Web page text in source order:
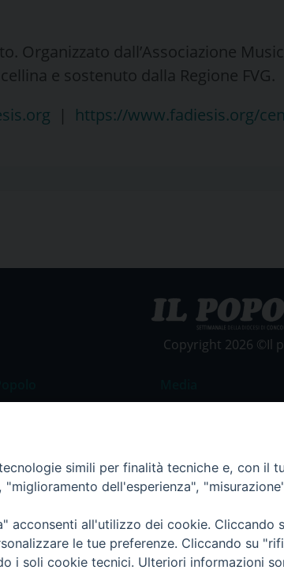
Organizzato dall’Associazione
e sostenuto dalla Regione FVG.
| https://www.fadiesis.org/
Copyright 2026 ©Il
redazione simili per finalità tecniche e, con il
"miglioramento dell'esperienza",
acconsenti all'utilizzo dei cookie. Cliccando
le tue preferenze. Cliccando su
i soli cookie tecnici. Ulteriori informazioni